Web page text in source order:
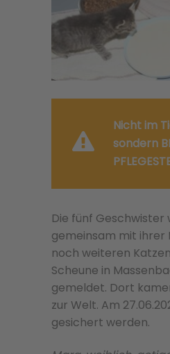
Nicht im
sondern
Die fünf Geschwister
gemeinsam mit ihrer
noch weiteren
Scheune in
gemeldet. Dort
zur Welt. Am
gesichert werden.